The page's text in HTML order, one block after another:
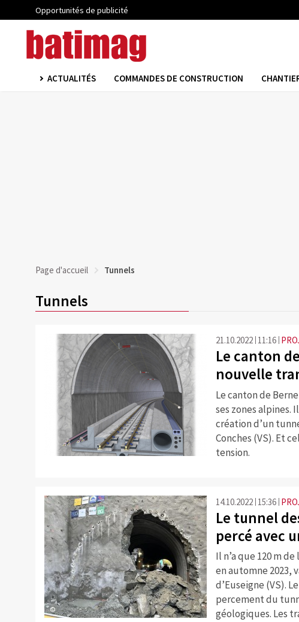
Opportunités de publicité
ACTUALITÉS COMMANDES DE CONSTRUCTION
Page d'accueil Tunnels
Tunnels
21.10.2022 11:16
Le canton
nouvelle
Le canton de
ses zones alpines.
création d’un
Conches (VS). Et
tension.
©
14.10.2022 15:36
Le tunnel
percé avec
Il n’a que 120 m
en automne 2023,
d’Euseigne (VS).
percement du
géologiques. Les